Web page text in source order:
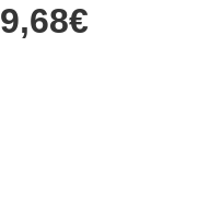
9,68€